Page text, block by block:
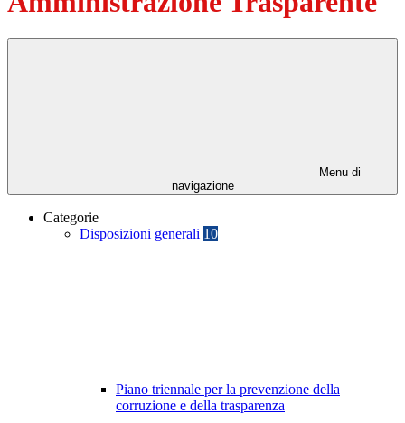
Menu di
navigazione
Categorie
Disposizioni generali 10
Piano triennale per la prevenzione della
corruzione e della trasparenza